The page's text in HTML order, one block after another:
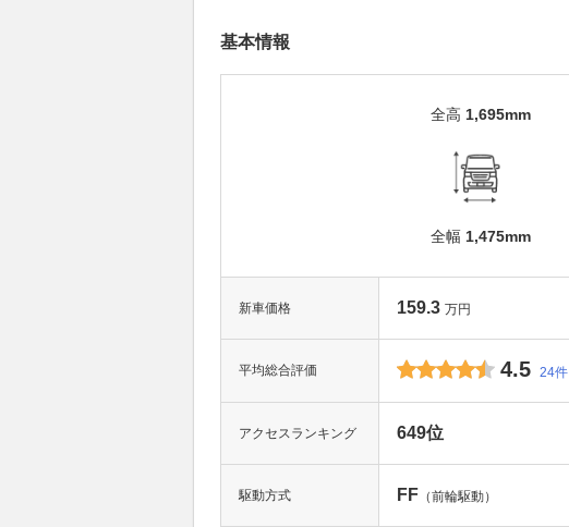
基本情報
全高 1,695mm
全幅 1,475mm
新車価格 159.3 万円
平均総合評価 4.5 24件
アクセスランキング 649位
駆動方式 FF （前輪駆動）